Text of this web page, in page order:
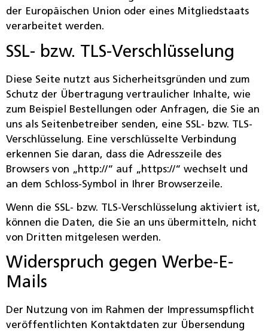
der Europäischen Union oder eines Mitgliedstaats
verarbeitet werden.
SSL- bzw. TLS-Verschlüsselung
Diese Seite nutzt aus Sicherheitsgründen und zum
Schutz der Übertragung vertraulicher Inhalte, wie
zum Beispiel Bestellungen oder Anfragen, die Sie an
uns als Seitenbetreiber senden, eine SSL- bzw. TLS-
Verschlüsselung. Eine verschlüsselte Verbindung
erkennen Sie daran, dass die Adresszeile des
Browsers von „http://“ auf „https://“ wechselt und
an dem Schloss-Symbol in Ihrer Browserzeile.
Wenn die SSL- bzw. TLS-Verschlüsselung aktiviert ist,
können die Daten, die Sie an uns übermitteln, nicht
von Dritten mitgelesen werden.
Widerspruch gegen Werbe-E-
Mails
Der Nutzung von im Rahmen der Impressumspflicht
veröffentlichten Kontaktdaten zur Übersendung